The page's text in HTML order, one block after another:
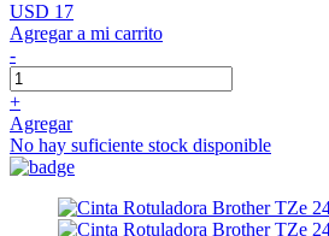
USD 17
Agregar a mi carrito
-
+
Agregar
No hay suficiente stock disponible